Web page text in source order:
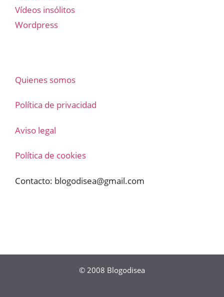
Vídeos insólitos
Wordpress
Quienes somos
Política de privacidad
Aviso legal
Política de cookies
Contacto: blogodisea@gmail.com
© 2008 Blogodisea